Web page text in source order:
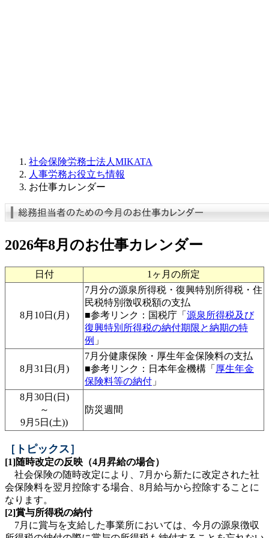
社会保険労務士法人MIKATA
人事労務お役立ち情報
お仕事カレンダー
2026年8月のお仕事カレンダー
日付 1ヶ月の所定
8月10日(月)
7月分の源泉所得税・復興特別所得税・住
民税特別徴収税額の支払
■参考リンク：国税庁「 源泉所得税及び
復興特別所得税の納付期限と納期の特
例 」
8月31日(月)
7月分健康保険・厚生年金保険料の支払
■参考リンク：日本年金機構「 厚生年金
保険料等の納付 」
8月30日(日)
～
9月5日(土))
防災週間
［トピックス］
[1]随時改定の反映（4月昇給の場合）
社会保険の随時改定により、7月から新たに改定された社
会保険料を翌月控除する場合、8月給与から控除することに
なります。
[2]賞与所得税の納付
7月に賞与を支給した事業所においては、今月の源泉徴収